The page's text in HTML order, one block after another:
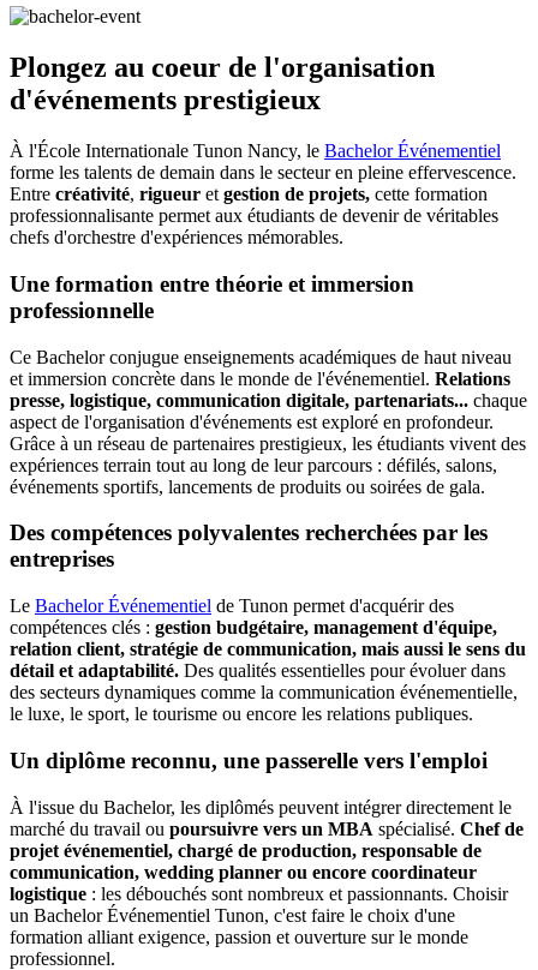
Plongez au coeur de l'organisation
d'événements prestigieux
À l'École Internationale Tunon Nancy, le Bachelor Événementiel
forme les talents de demain dans le secteur en pleine effervescence.
Entre créativité, rigueur et gestion de projets, cette formation
professionnalisante permet aux étudiants de devenir de véritables
chefs d'orchestre d'expériences mémorables.
Une formation entre théorie et immersion
professionnelle
Ce Bachelor conjugue enseignements académiques de haut niveau
et immersion concrète dans le monde de l'événementiel. Relations
presse, logistique, communication digitale, partenariats... chaque
aspect de l'organisation d'événements est exploré en profondeur.
Grâce à un réseau de partenaires prestigieux, les étudiants vivent des
expériences terrain tout au long de leur parcours : défilés, salons,
événements sportifs, lancements de produits ou soirées de gala.
Des compétences polyvalentes recherchées par les
entreprises
Le Bachelor Événementiel de Tunon permet d'acquérir des
compétences clés : gestion budgétaire, management d'équipe,
relation client, stratégie de communication, mais aussi le sens du
détail et adaptabilité. Des qualités essentielles pour évoluer dans
des secteurs dynamiques comme la communication événementielle,
le luxe, le sport, le tourisme ou encore les relations publiques.
Un diplôme reconnu, une passerelle vers l'emploi
À l'issue du Bachelor, les diplômés peuvent intégrer directement le
marché du travail ou poursuivre vers un MBA spécialisé. Chef de
projet événementiel, chargé de production, responsable de
communication, wedding planner ou encore coordinateur
logistique : les débouchés sont nombreux et passionnants. Choisir
un Bachelor Événementiel Tunon, c'est faire le choix d'une
formation alliant exigence, passion et ouverture sur le monde
professionnel.